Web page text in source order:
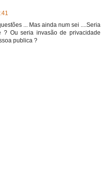
... Mas ainda num sei ....Seria
Ou seria invasão de privacidade
publica ?